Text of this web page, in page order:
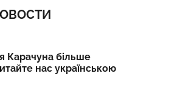
Карачуна більше
нас українською